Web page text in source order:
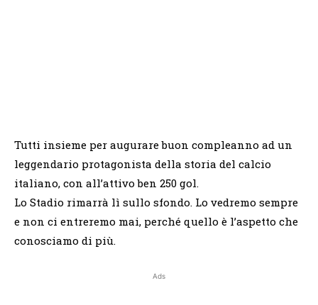
Tutti insieme per augurare buon compleanno ad un
leggendario protagonista della storia del calcio
italiano, con all’attivo ben 250 gol.
Lo Stadio rimarrà lì sullo sfondo. Lo vedremo sempre
e non ci entreremo mai, perché quello è l’aspetto che
conosciamo di più.
Ads